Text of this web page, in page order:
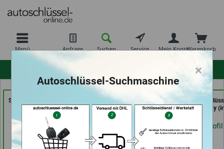
Menü Anfrage Suchen Service Warenkorb
Mein Konto
Schlüssel- u. DL Service
(in Dresden)
Händlerprofil
RAPID Service (in
Fellbach)
Händlerprofil
Schuh und
Profi Dschurny
Händlerprofil
×
Autoschlüssel-Suchmaschine